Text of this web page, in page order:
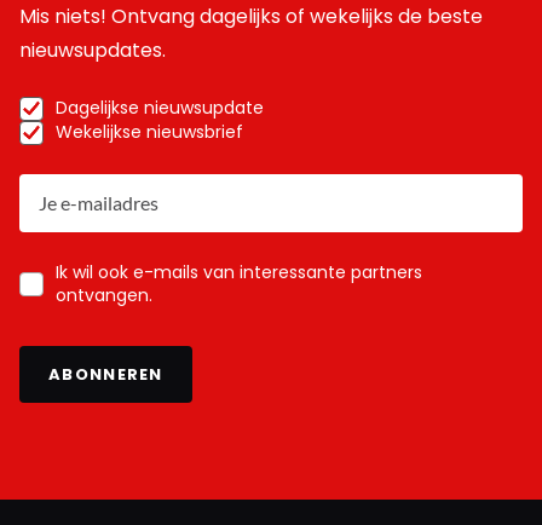
Mis niets! Ontvang dagelijks of wekelijks de beste
nieuwsupdates.
Dagelijkse nieuwsupdate
Wekelijkse nieuwsbrief
Ik wil ook e-mails van interessante partners
ontvangen.
ABONNEREN